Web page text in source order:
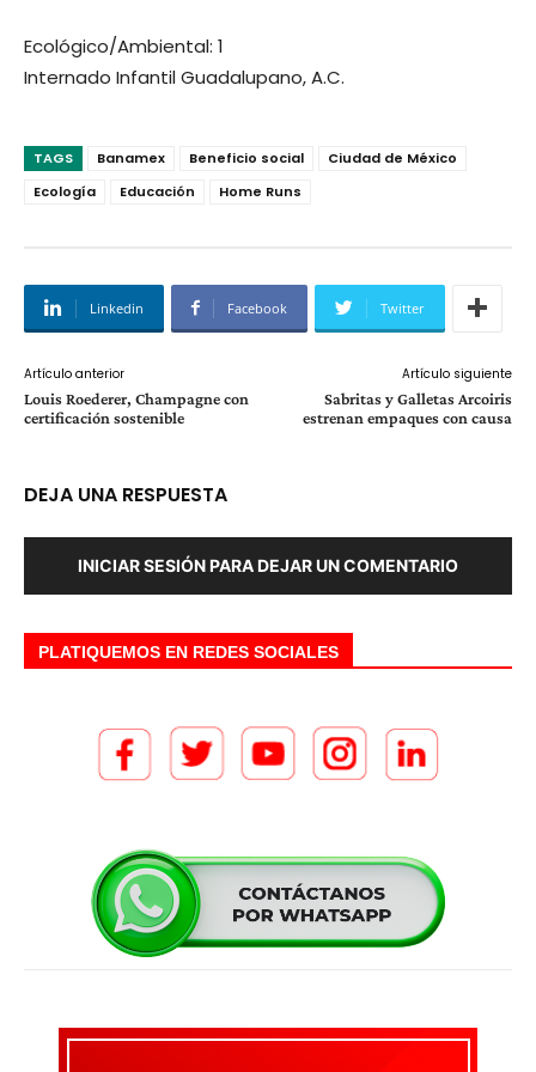
Ecológico/Ambiental: 1
Internado Infantil Guadalupano, A.C.
TAGS Banamex Beneficio social
Ciudad de México
Ecología
Educación Home Runs
Linkedin Facebook Twitter
Artículo anterior
Louis Roederer, Champagne con
certificación sostenible
Artículo siguiente
Sabritas y Galletas Arcoiris
estrenan empaques con causa
DEJA UNA RESPUESTA
INICIAR SESIÓN PARA DEJAR UN COMENTARIO
PLATIQUEMOS EN REDES SOCIALES